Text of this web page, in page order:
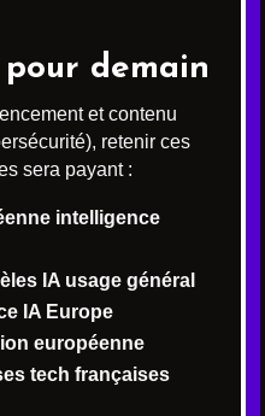
pour demain
et contenu
retenir ces
sera payant :
intelligence
IA usage général
IA Europe
européenne
tech françaises